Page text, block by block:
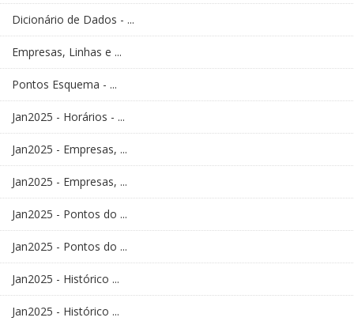
Dicionário de Dados - ...
Empresas, Linhas e ...
Pontos Esquema - ...
Jan2025 - Horários - ...
Jan2025 - Empresas, ...
Jan2025 - Empresas, ...
Jan2025 - Pontos do ...
Jan2025 - Pontos do ...
Jan2025 - Histórico ...
Jan2025 - Histórico ...